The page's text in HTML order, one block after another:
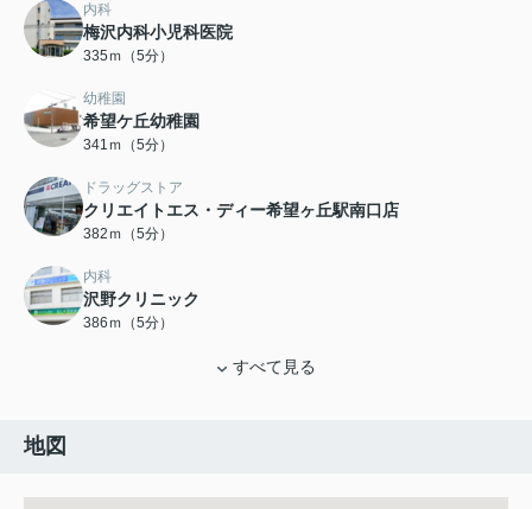
内科
梅沢内科小児科医院
335ｍ（5分）
幼稚園
希望ケ丘幼稚園
341ｍ（5分）
ドラッグストア
クリエイトエス・ディー希望ヶ丘駅南口店
382ｍ（5分）
内科
沢野クリニック
386ｍ（5分）
すべて見る
地図